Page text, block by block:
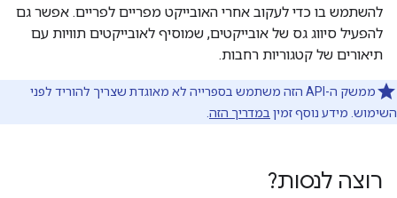
להשתמש בו כדי לעקוב אחרי האובייקט מפריים לפריים. אפשר גם
להפעיל סיווג גס של אובייקטים, שמוסיף לאובייקטים תוויות עם
תיאורים של קטגוריות רחבות.
ממשק ה-API הזה משתמש בספרייה לא מאוגדת שצריך להוריד לפני
השימוש. מידע נוסף זמין במדריך הזה
רוצה לנסות?